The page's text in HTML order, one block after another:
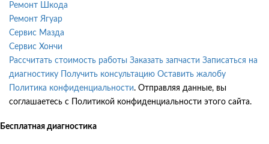
Ремонт Шкода
Ремонт Ягуар
Сервис Мазда
Сервис Хончи
Рассчитать стоимость работы Заказать запчасти Записаться на
диагностику
Получить консультацию Оставить жалобу
Политика конфиденциальности. Отправляя данные, вы
соглашаетесь с Политикой конфиденциальности этого сайта.
Бесплатная диагностика